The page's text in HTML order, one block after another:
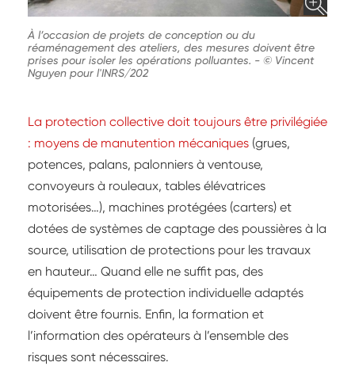
À l’occasion de projets de conception ou du
réaménagement des ateliers, des mesures doivent être
prises pour isoler les opérations polluantes. - © Vincent
Nguyen pour l'INRS/202
La protection collective doit toujours être privilégiée
: moyens de manutention mécaniques (grues,
potences, palans, palonniers à ventouse,
convoyeurs à rouleaux, tables élévatrices
motorisées…), machines protégées (carters) et
dotées de systèmes de captage des poussières à la
source, utilisation de protections pour les travaux
en hauteur… Quand elle ne suffit pas, des
équipements de protection individuelle adaptés
doivent être fournis. Enfin, la formation et
l’information des opérateurs à l’ensemble des
risques sont nécessaires.